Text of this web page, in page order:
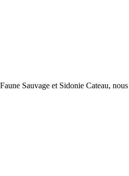
Sauvage et Sidonie Cateau,